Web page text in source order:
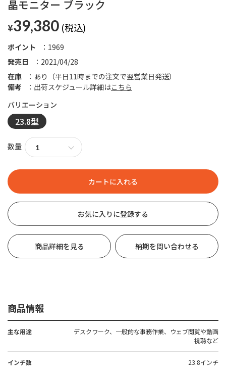
晶モニター ブラック
¥39,380
発売日 2021/04/28
ポイント 1969
在庫
あり（平日11時までの注文で翌営業日発送）
備考
出荷スケジュール詳細はこちら
23.8型
数量
お気に入りに登録する
商品詳細を見る 納期を問い合わせる
商品情報
主な用途
デスクワーク、一般的な事務作業、ウェブ閲覧や動画
視聴など
インチ数 23.8インチ